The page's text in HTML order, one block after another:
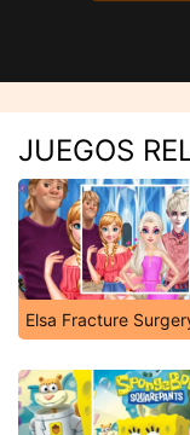
JUEGOS
Elsa Fracture